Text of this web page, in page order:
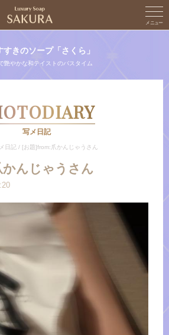
すきのソープ「さくら」
艶やかな和テイストのバスタイム
写メ日記
日記 / [お題]from:爪かんじゃうさん
んじゃうさん